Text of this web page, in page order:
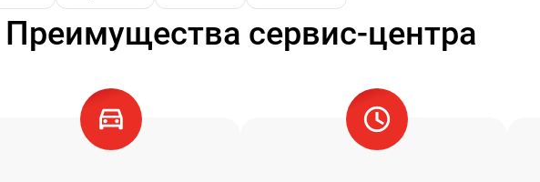
Преимущества сервис-центра